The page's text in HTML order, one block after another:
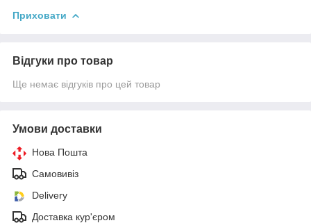
Приховати
Відгуки про товар
Ще немає відгуків про цей товар
Умови доставки
Нова Пошта
Самовивіз
Delivery
Доставка кур'єром